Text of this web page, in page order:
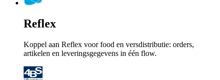
Reflex
Koppel aan Reflex voor food en versdistributie: orders,
artikelen en leveringsgegevens in één flow.